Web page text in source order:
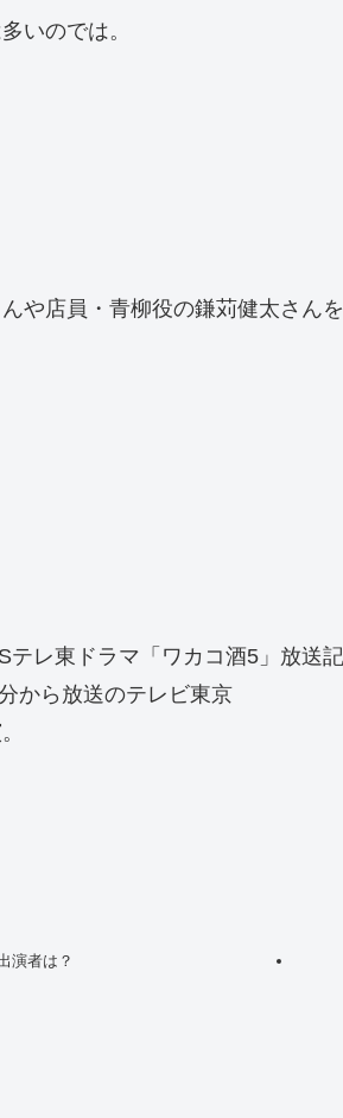
いのでは。
や店員・青柳役の鎌苅健太さん
レ東ドラマ「ワカコ酒5」放送
から放送のテレビ東京
演者は？